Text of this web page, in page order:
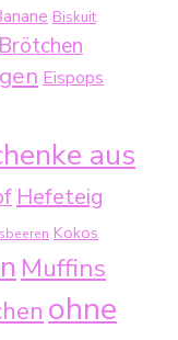
Biskuit
Eispops
aus
Hefeteig
Kokos
Muffins
ohne